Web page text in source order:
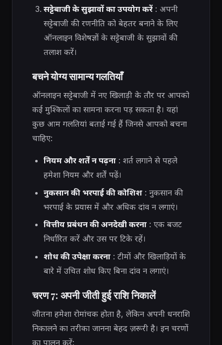
सट्टेबाजी के सुझावों का उपयोग करें: अपनी
सट्टेबाजी की रणनीति को बेहतर बनाने के लिए
ऑनलाइन विशेषज्ञों के सट्टेबाजी के सुझावों की
तलाश करें।
बचने योग्य सामान्य गलतियाँ
ऑनलाइन सट्टेबाजी में नए खिलाड़ी के तौर पर आपको
कई मुश्किलों का सामना करना पड़ सकता है। यहां
कुछ आम गलतियां बताई गई हैं जिनसे आपको बचना
चाहिए:
नियम और शर्तें न पढ़ना: शर्त लगाने से पहले
हमेशा नियम और शर्तें पढ़ें।
नुकसान की भरपाई की कोशिश: नुकसान की
भरपाई के प्रयास में और अधिक दांव न लगाएं।
वित्तीय प्रबंधन की अनदेखी करना: एक बजट
निर्धारित करें और उस पर टिके रहें।
शोध की उपेक्षा करना: टीमों और खिलाड़ियों के
बारे में उचित शोध किए बिना दांव न लगाएं।
चरण 7: अपनी जीती हुई राशि निकालें
जीतना हमेशा रोमांचक होता है, लेकिन अपनी धनराशि
निकालने का तरीका जानना बेहद ज़रूरी है। इन चरणों
का पालन करें: